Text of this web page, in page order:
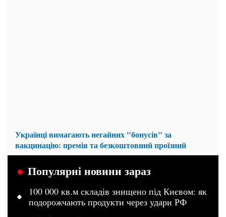
Українці вимагають негайних "бонусів" за
вакцинацію: премія та безкоштовний проїзний
Популярні новини зараз
100 000 кв.м складів знищено під Києвом: як
подорожчають продукти через удари РФ